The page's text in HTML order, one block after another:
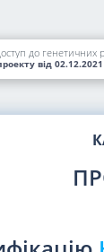
до генетичних
від 02.12.2021